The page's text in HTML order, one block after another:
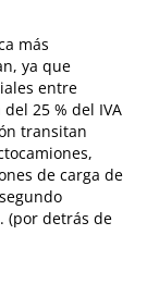
más
ya que
entre
25 % del IVA
transitan
de carga de
(por detrás de